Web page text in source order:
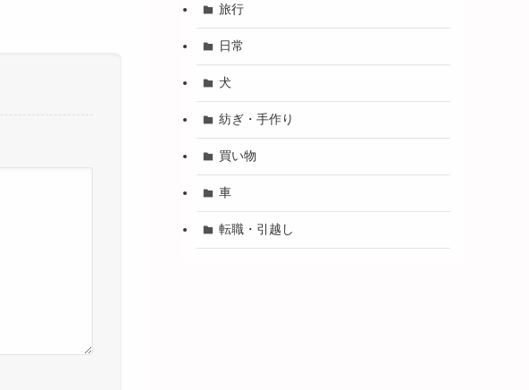
旅行
日常
犬
紡ぎ・手作り
買い物
車
転職・引越し